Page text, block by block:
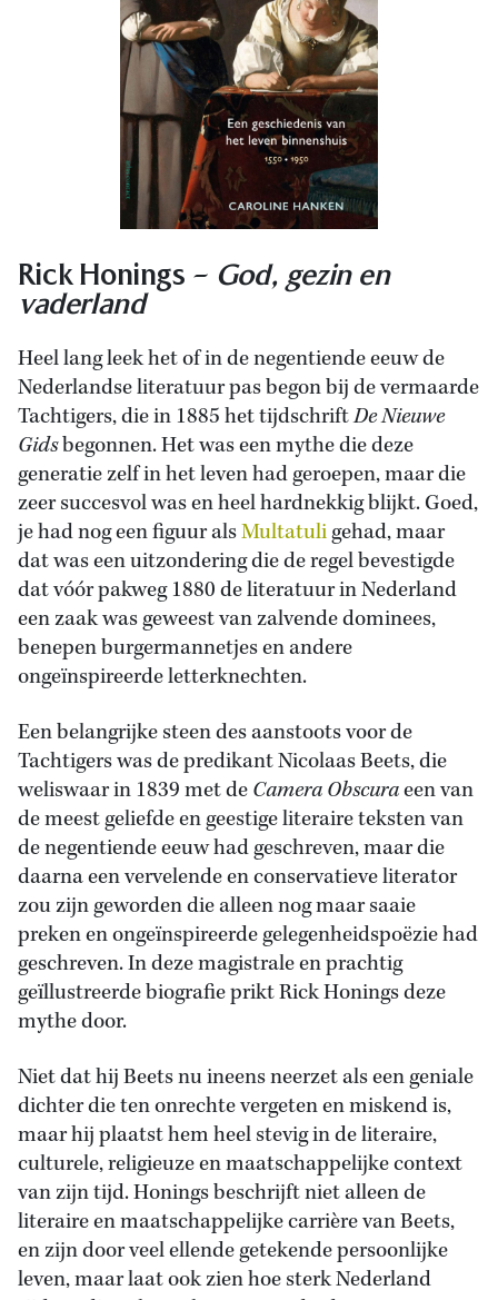
Rick Honings – God, gezin en
vaderland
Heel lang leek het of in de negentiende eeuw de
Nederlandse literatuur pas begon bij de vermaarde
Tachtigers, die in 1885 het tijdschriftDe Nieuwe
Gidsbegonnen. Het was een mythe die deze
generatie zelf in het leven had geroepen, maar die
zeer succesvol was en heel hardnekkig blijkt. Goed,
je had nog een figuur alsMultatuligehad, maar
dat was een uitzondering die de regel bevestigde
dat vóór pakweg 1880 de literatuur in Nederland
een zaak was geweest van zalvende dominees,
benepen burgermannetjes en andere
ongeïnspireerde letterknechten.
Een belangrijke steen des aanstoots voor de
Tachtigers was de predikant Nicolaas Beets, die
weliswaar in 1839 met deCamera Obscuraeen van
de meest geliefde en geestige literaire teksten van
de negentiende eeuw had geschreven, maar die
daarna een vervelende en conservatieve literator
zou zijn geworden die alleen nog maar saaie
preken en ongeïnspireerde gelegenheidspoëzie had
geschreven. In deze magistrale en prachtig
geïllustreerde biografie prikt Rick Honings deze
mythe door.
Niet dat hij Beets nu ineens neerzet als een geniale
dichter die ten onrechte vergeten en miskend is,
maar hij plaatst hem heel stevig in de literaire,
culturele, religieuze en maatschappelijke context
van zijn tijd. Honings beschrijft niet alleen de
literaire en maatschappelijke carrière van Beets,
en zijn door veel ellende getekende persoonlijke
leven, maar laat ook zien hoe sterk Nederland